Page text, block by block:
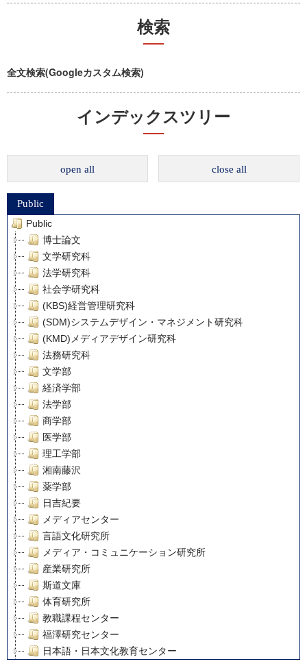
検索
全文検索(Googleカスタム検索)
インデックスツリー
open all close all
Public
Public
博士論文
文学研究科
法学研究科
社会学研究科
(KBS)経営管理研究科
(SDM)システムデザイン・マネジメント研究科
(KMD)メディアデザイン研究科
法務研究科
文学部
経済学部
法学部
商学部
医学部
理工学部
湘南藤沢
薬学部
日吉紀要
メディアセンター
言語文化研究所
メディア・コミュニケーション研究所
産業研究所
斯道文庫
体育研究所
教職課程センター
福澤研究センター
日本語・日本文化教育センター